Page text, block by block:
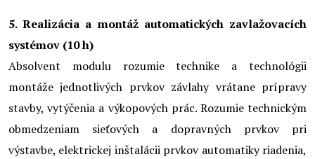
5. Realizácia a montáž automatických zavlažovacích
systémov (10 h)
Absolvent modulu rozumie technike a technológii
montáže jednotlivých prvkov závlahy vrátane prípravy
stavby, vytýčenia a výkopových prác. Rozumie technickým
obmedzeniam sieťových a dopravných prvkov pri
výstavbe, elektrickej inštalácii prvkov automatiky riadenia,